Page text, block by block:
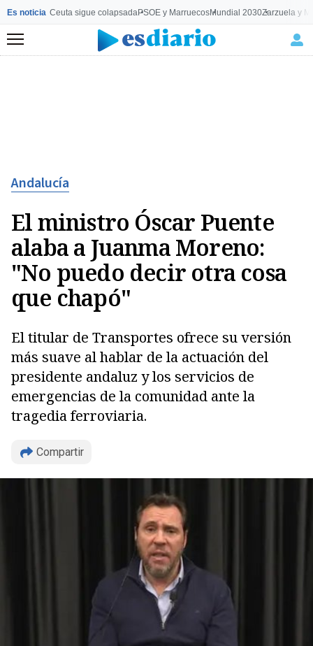
Es noticia Ceuta sigue colapsadaPSOE y MarruecosMundial 2030Zarzuela y
Menú
Andalucía
El ministro Óscar Puente
alaba a Juanma Moreno:
"No puedo decir otra cosa
que chapó"
El titular de Transportes ofrece su versión
más suave al hablar de la actuación del
presidente andaluz y los servicios de
emergencias de la comunidad ante la
tragedia ferroviaria.
Compartir